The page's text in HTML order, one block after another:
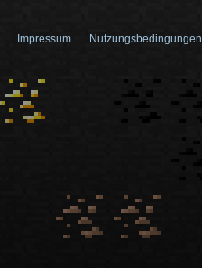
Impressum Nutzungsbedingungen